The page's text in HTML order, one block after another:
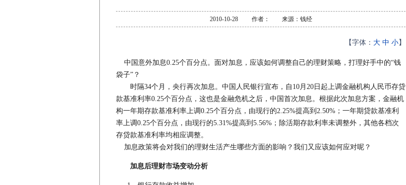
2010-10-28 作者： 来源：钱经
【字体： 大 中 小】
中国意外加息0.25个百分点。面对加息，应该如何调整自己的理财策略，打理好手中的“钱
袋子”？
时隔34个月，央行再次加息。中国人民银行宣布，自10月20日起上调金融机构人民币存贷
款基准利率0.25个百分点，这也是金融危机之后，中国首次加息。根据此次加息方案，金融机
构一年期存款基准利率上调0.25个百分点，由现行的2.25%提高到2.50%；一年期贷款基准利
率上调0.25个百分点，由现行的5.31%提高到5.56%；除活期存款利率未调整外，其他各档次
存贷款基准利率均相应调整。
加息政策将会对我们的理财生活产生哪些方面的影响？我们又应该如何应对呢？
加息后理财市场变动分析